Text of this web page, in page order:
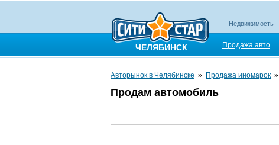
ЧЕЛЯБИНСК
Недвижимость
Продажа авто
Авторынок в Челябинске » Продажа иномарок »
Продам автомобиль